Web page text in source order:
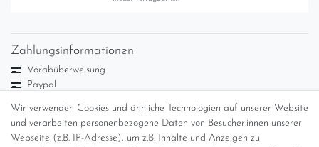
Wir verwenden Cookies und ähnliche Technologien auf unserer Website
und verarbeiten personenbezogene Daten von Besucher:innen unserer
Webseite (z.B. IP-Adresse), um z.B. Inhalte und Anzeigen zu
Zahlungsinformationen
Vorabüberweisung
Paypal
Versandinformationen